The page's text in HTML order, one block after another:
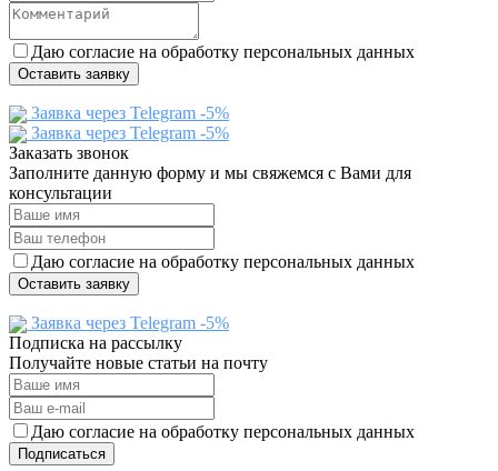
Даю согласие на обработку персональных данных
Оставить заявку
Заявка через Telegram -5%
Заявка через Telegram -5%
Заказать звонок
Заполните данную форму и мы свяжемся с Вами для
консультации
Даю согласие на обработку персональных данных
Оставить заявку
Заявка через Telegram -5%
Подписка на рассылку
Получайте новые статьи на почту
Даю согласие на обработку персональных данных
Подписаться